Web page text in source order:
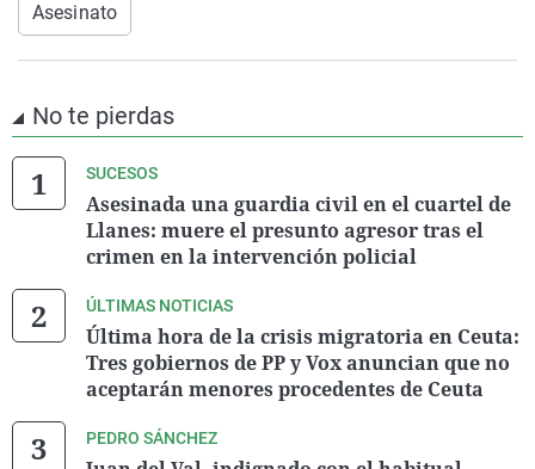
Asesinato
No te pierdas
SUCESOS
Asesinada una guardia civil en el cuartel de
Llanes: muere el presunto agresor tras el
crimen en la intervención policial
ÚLTIMAS NOTICIAS
Última hora de la crisis migratoria en Ceuta:
Tres gobiernos de PP y Vox anuncian que no
aceptarán menores procedentes de Ceuta
PEDRO SÁNCHEZ